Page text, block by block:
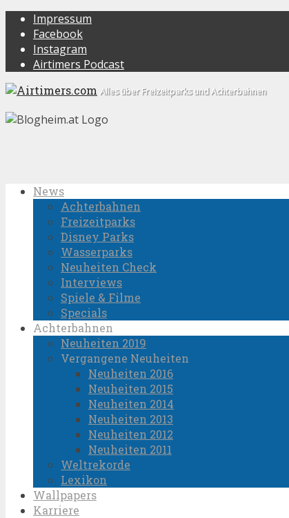
Impressum
Facebook
Instagram
Airtimers Podcast
Alles über Freizeitparks und Achterbahnen
News
Achterbahnen
Freizeitparks
Disney Parks
Wasserparks
Neuheiten Check
Interviews
Spiele & Filme
Specials
Achterbahnen
Neuheiten 2019
Vergangene Neuheiten
Neuheiten 2016
Neuheiten 2015
Neuheiten 2014
Neuheiten 2013
Neuheiten 2012
Neuheiten 2011
Weltrekorde
Lexikon
Wallpapers
Karriere